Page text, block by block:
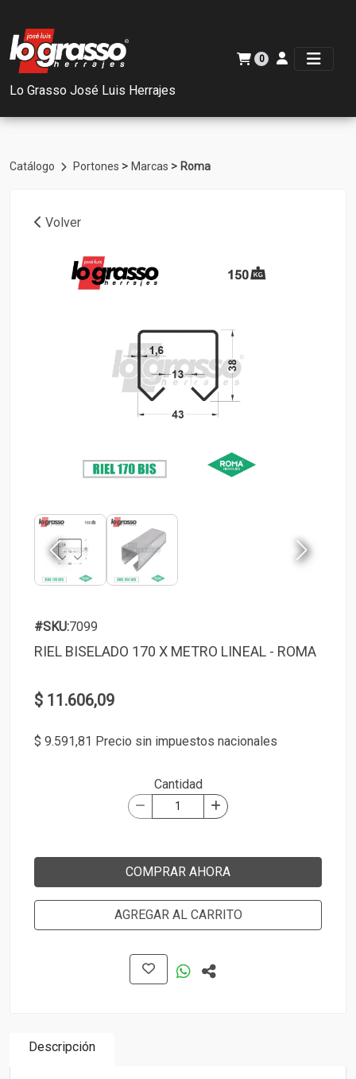
Lo Grasso José Luis Herrajes
0
Catálogo Portones > Marcas > Roma
Volver
#SKU:7099
RIEL BISELADO 170 X METRO LINEAL - ROMA
$ 11.606,09
$ 9.591,81 Precio sin impuestos nacionales
Cantidad
COMPRAR AHORA
AGREGAR AL CARRITO
Descripción